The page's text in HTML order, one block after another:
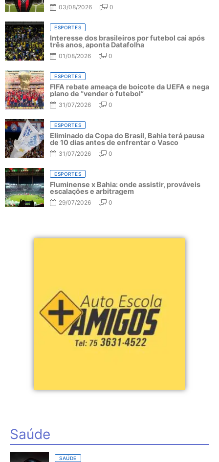
03/08/2026 0
ESPORTES
Interesse dos brasileiros por futebol cai após
três anos, aponta Datafolha
01/08/2026 0
ESPORTES
FIFA rebate ameaça de boicote da UEFA e nega
plano de “vender o futebol”
31/07/2026 0
ESPORTES
Eliminado da Copa do Brasil, Bahia terá pausa
de 10 dias antes de enfrentar o Vasco
31/07/2026 0
ESPORTES
Fluminense x Bahia: onde assistir, prováveis
escalações e arbitragem
29/07/2026 0
Saúde
SAÚDE